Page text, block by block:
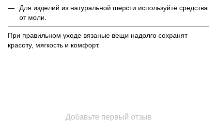
Для изделий из натуральной шерсти используйте средства
от моли.
При правильном уходе вязаные вещи надолго сохранят
красоту, мягкость и комфорт.
Добавьте первый отзыв